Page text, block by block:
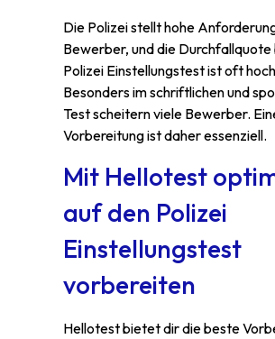
Die Polizei stellt hohe
Bewerber, und die Durchfallquote
Polizei Einstellungstest ist oft
Besonders im schriftlichen und
Test scheitern viele Bewerber.
Vorbereitung ist daher essenziell.
Mit Hellotest
auf den Polizei
Einstellungstest
vorbereiten
Hellotest bietet dir die beste